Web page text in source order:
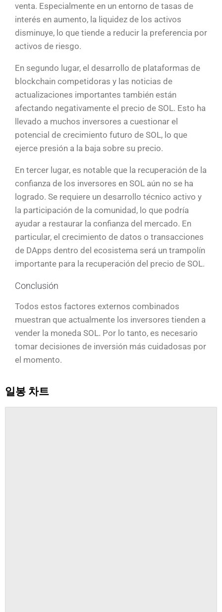
venta. Especialmente en un entorno de tasas de
interés en aumento, la liquidez de los activos
disminuye, lo que tiende a reducir la preferencia por
activos de riesgo.
En segundo lugar, el desarrollo de plataformas de
blockchain competidoras y las noticias de
actualizaciones importantes también están
afectando negativamente el precio de SOL. Esto ha
llevado a muchos inversores a cuestionar el
potencial de crecimiento futuro de SOL, lo que
ejerce presión a la baja sobre su precio.
En tercer lugar, es notable que la recuperación de la
confianza de los inversores en SOL aún no se ha
logrado. Se requiere un desarrollo técnico activo y
la participación de la comunidad, lo que podría
ayudar a restaurar la confianza del mercado. En
particular, el crecimiento de datos o transacciones
de DApps dentro del ecosistema será un trampolín
importante para la recuperación del precio de SOL.
Conclusión
Todos estos factores externos combinados
muestran que actualmente los inversores tienden a
vender la moneda SOL. Por lo tanto, es necesario
tomar decisiones de inversión más cuidadosas por
el momento.
일봉 차트